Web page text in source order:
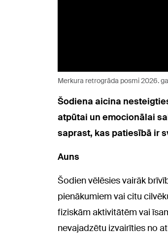
Merkura retrogrāda posmi 2026.
Šodiena aicina
atpūtai un emocionālai
saprast, kas patiesībā ir
Auns
Šodien vēlēsies vairāk
pienākumiem vai citu
fiziskām aktivitātēm vai
nevajadzētu izvairīties no